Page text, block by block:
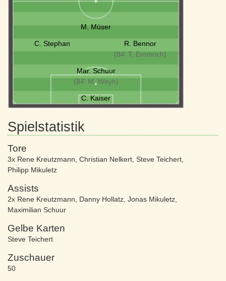
M. Müser
C. Stephan
R. Bennor
(84' T. Emmrich)
Mar. Schuur
(84' M. Weyh)
C. Kaiser
Spielstatistik
Tore
3x Rene Kreutzmann Christian Nelkert Steve Teichert
Philipp Mikuletz
Assists
2x Rene Kreutzmann Danny Hollatz Jonas Mikuletz
Maximilian Schuur
Gelbe Karten
Steve Teichert
Zuschauer
50